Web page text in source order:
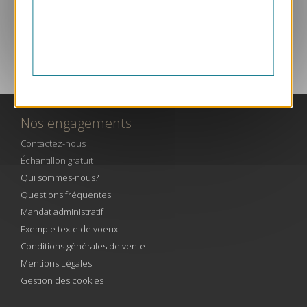
Nos engagements
Contactez-nous
Échantillon gratuit
Qui sommes-nous?
Questions fréquentes
Mandat administratif
Exemple texte de voeux
Conditions générales de vente
Mentions Légales
Gestion des cookies